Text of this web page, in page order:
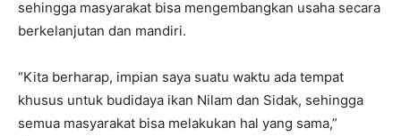
sehingga masyarakat bisa mengembangkan usaha secara
berkelanjutan dan mandiri.
‎“Kita berharap, impian saya suatu waktu ada tempat
khusus untuk budidaya ikan Nilam dan Sidak, sehingga
semua masyarakat bisa melakukan hal yang sama,”